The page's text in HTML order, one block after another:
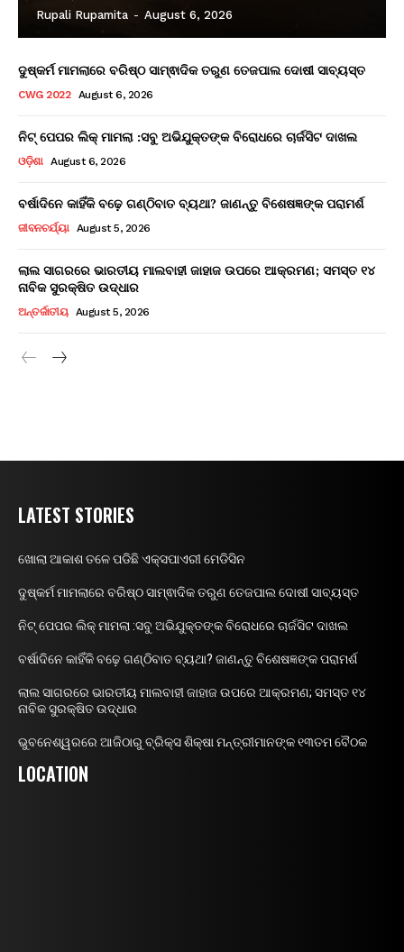
Rupali Rupamita - August 6, 2026
ଦୁଷ୍କର୍ମ ମାମଲାରେ ବରିଷ୍ଠ ସାମ୍ଵାଦିକ ତରୁଣ ତେଜପାଲ ଦୋଷୀ ସାବ୍ୟସ୍ତ
CWG 2022 August 6, 2026
ନିଟ୍ ପେପର ଲିକ୍ ମାମଲା :ସବୁ ଅଭିଯୁକ୍ତଙ୍କ ବିରୋଧରେ ଚାର୍ଜସିଟ ଦାଖଲ
ଓଡ଼ିଶା August 6, 2026
ବର୍ଷାଦିନେ କାହିଁକି ବଢ଼େ ଗଣ୍ଠିବାତ ବ୍ୟଥା? ଜାଣନ୍ତୁ ବିଶେଷଜ୍ଞଙ୍କ ପରାମର୍ଶ
ଜୀବନଚର୍ଯ୍ୟା August 5, 2026
ଲାଲ ସାଗରରେ ଭାରତୀୟ ମାଲବାହୀ ଜାହାଜ ଉପରେ ଆକ୍ରମଣ; ସମସ୍ତ ୧୪
ନାବିକ ସୁରକ୍ଷିତ ଉଦ୍ଧାର
ଅନ୍ତର୍ଜାତୀୟ August 5, 2026
LATEST STORIES
ଖୋଲା ଆକାଶ ତଳେ ପଡିଛି ଏକ୍ସପାଏରୀ ମେଡିସିନ
ଦୁଷ୍କର୍ମ ମାମଲାରେ ବରିଷ୍ଠ ସାମ୍ଵାଦିକ ତରୁଣ ତେଜପାଲ ଦୋଷୀ ସାବ୍ୟସ୍ତ
ନିଟ୍ ପେପର ଲିକ୍ ମାମଲା :ସବୁ ଅଭିଯୁକ୍ତଙ୍କ ବିରୋଧରେ ଚାର୍ଜସିଟ ଦାଖଲ
ବର୍ଷାଦିନେ କାହିଁକି ବଢ଼େ ଗଣ୍ଠିବାତ ବ୍ୟଥା? ଜାଣନ୍ତୁ ବିଶେଷଜ୍ଞଙ୍କ ପରାମର୍ଶ
ଲାଲ ସାଗରରେ ଭାରତୀୟ ମାଲବାହୀ ଜାହାଜ ଉପରେ ଆକ୍ରମଣ; ସମସ୍ତ ୧୪
ନାବିକ ସୁରକ୍ଷିତ ଉଦ୍ଧାର
ଭୁବନେଶ୍ୱରରେ ଆଜିଠାରୁ ବ୍ରିକ୍ସ ଶିକ୍ଷା ମନ୍ତ୍ରୀମାନଙ୍କ ୧୩ତମ ବୈଠକ
LOCATION